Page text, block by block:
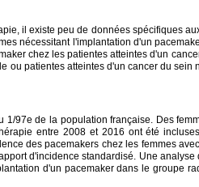
il existe peu de données spécifiques
nécessitant l'implantation d'un
chez les patientes atteintes d'un
ou patientes atteintes d'un cancer du sein
1/97e de la population française. Des
entre 2008 et 2016 ont été
des pacemakers chez les femmes
d'incidence standardisé. Une analyse
d'un pacemaker dans le groupe